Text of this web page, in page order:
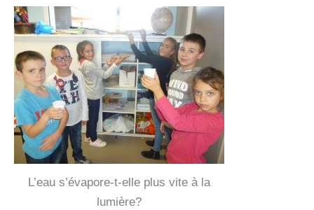
L’eau s’évapore-t-elle plus vite à la
lumière?